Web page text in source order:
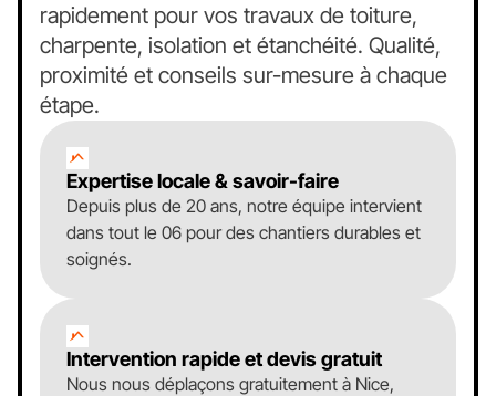
rapidement pour vos travaux de toiture,
charpente, isolation et étanchéité. Qualité,
proximité et conseils sur-mesure à chaque
étape.
Expertise locale & savoir-faire
Depuis plus de 20 ans, notre équipe intervient
dans tout le 06 pour des chantiers durables et
soignés.
Intervention rapide et devis gratuit
Nous nous déplaçons gratuitement à Nice,